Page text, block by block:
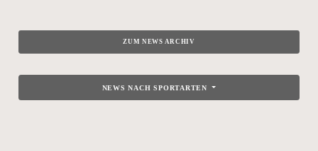
ZUM NEWS ARCHIV
NEWS NACH SPORTARTEN